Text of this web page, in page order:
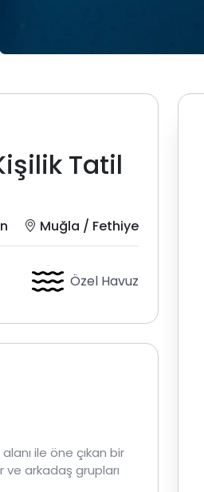
Tatil
Muğla / Fethiye
Özel Havuz
ile öne çıkan bir
arkadaş grupları